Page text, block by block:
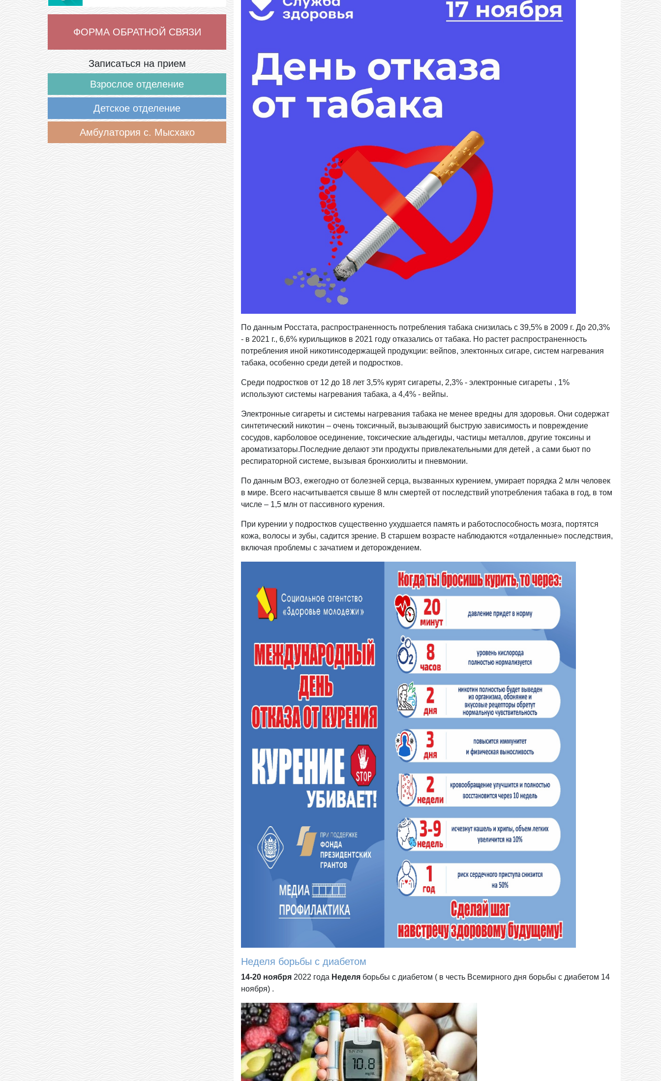
ФОРМА ОБРАТНОЙ СВЯЗИ
Записаться на прием
Взрослое отделение
Детское отделение
Амбулатория с. Мысхако
По данным Росстата, распространенность потребления табака снизилась с 39,5% в 2009 г. До 20,3%
- в 2021 г., 6,6% курильщиков в 2021 году отказались от табака. Но растет распространенность
потребления иной никотинсодержащей продукции: вейпов, электонных сигаре, систем нагревания
табака, особенно среди детей и подростков.
Среди подростков от 12 до 18 лет 3,5% курят сигареты, 2,3% - электронные сигареты , 1%
используют системы нагревания табака, а 4,4% - вейпы.
Электронные сигареты и системы нагревания табака не менее вредны для здоровья. Они содержат
синтетический никотин – очень токсичный, вызывающий быструю зависимость и повреждение
сосудов, карболовое осединение, токсические альдегиды, частицы металлов, другие токсины и
ароматизаторы.Последние делают эти продукты привлекательными для детей , а сами бьют по
респираторной системе, вызывая бронхиолиты и пневмонии.
По данным ВОЗ, ежегодно от болезней серца, вызванных курением, умирает порядка 2 млн человек
в мире. Всего насчитывается свыше 8 млн смертей от последствий употребления табака в год, в том
числе – 1,5 млн от пассивного курения.
При курении у подростков существенно ухудшается память и работоспособность мозга, портятся
кожа, волосы и зубы, садится зрение. В старшем возрасте наблюдаются «отдаленные» последствия,
включая проблемы с зачатием и деторождением.
Неделя борьбы с диабетом
14-20 ноября 2022 года Неделя борьбы с диабетом ( в честь Всемирного дня борьбы с диабетом 14
ноября) .